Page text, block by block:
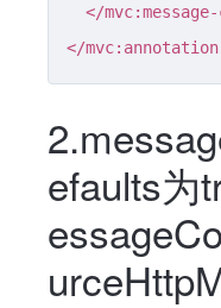
</
</
efaults为